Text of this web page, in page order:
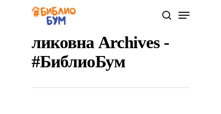
Hit enter to search or ESC to close
ликовна Archives -
#БиблиоБум